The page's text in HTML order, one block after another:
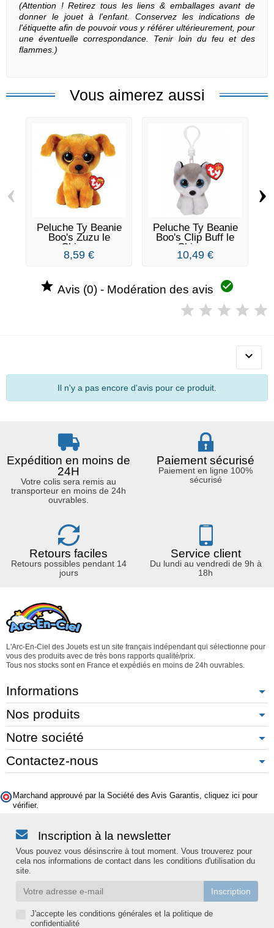
(Attention ! Retirez tous les liens & emballages avant de
donner le jouet à l'enfant. Conservez les indications de
l'étiquette afin de pouvoir vous y référer ultérieurement, pour
une éventuelle correspondance. Tenir loin du feu et des
flammes.)
Vous aimerez aussi
Peluche Ty Beanie
Boo's Zuzu le
Chien...
8,59 €
Peluche Ty Beanie
Boo's Clip Buff le
Chien...
10,49 €
‹ ›
 Avis (0) - Modération des avis 

Il n'y a pas encore d'avis pour ce produit.
Expédition en moins de
24H
Votre colis sera remis au
transporteur en moins de 24h
ouvrables.
Paiement sécurisé
Paiement en ligne 100%
sécurisé
Retours faciles
Retours possibles pendant 14
jours
Service client
Du lundi au vendredi de 9h à
18h
L'Arc-En-Ciel des Jouets est un site français indépendant qui sélectionne pour
vous des produits avec de très bons rapports qualité/prix.
Tous nos stocks sont en France et expédiés en moins de 24h ouvrables.
Informations
Nos produits
Notre société
Contactez-nous
Marchand approuvé par la Société des Avis Garantis, cliquez ici pour
vérifier.
Inscription à la newsletter
Vous pouvez vous désinscrire à tout moment. Vous trouverez pour
cela nos informations de contact dans les conditions d'utilisation du
site.
J'accepte les conditions générales et la politique de
confidentialité